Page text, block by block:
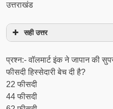
उत्तराखंड
सही उत्तर
प्रश्न:- वॉलमार्ट इंक ने जापान की
फीसदी हिस्सेदारी बेच दी है?
22 फीसदी
44 फीसदी